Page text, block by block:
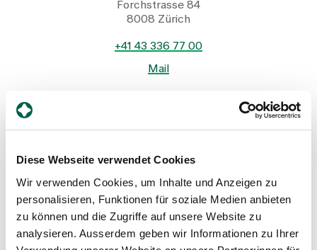
Diese Webseite verwendet Cookies
Wir verwenden Cookies, um Inhalte und Anzeigen zu
personalisieren, Funktionen für soziale Medien anbieten
zu können und die Zugriffe auf unsere Website zu
analysieren. Ausserdem geben wir Informationen zu Ihrer
Forchstrasse 84
8008 Zürich
+41 43 336 77 00
Mail